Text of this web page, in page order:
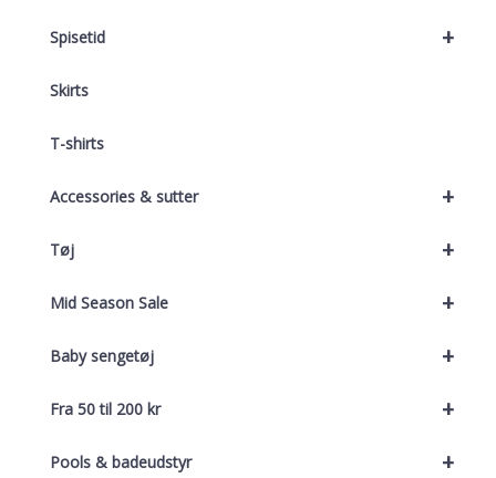
+
Spisetid
Skirts
T-shirts
+
Accessories & sutter
+
Tøj
+
Mid Season Sale
+
Baby sengetøj
+
Fra 50 til 200 kr
+
Pools & badeudstyr